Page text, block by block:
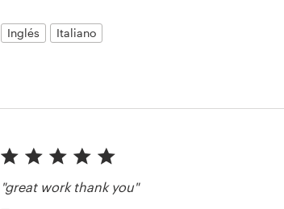
Inglés Italiano
"great work thank you"